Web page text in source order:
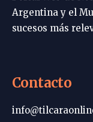
Argentina y el
sucesos más
Contacto